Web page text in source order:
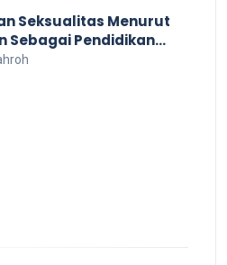
Seksualitas Menurut
Sebagai Pendidikan